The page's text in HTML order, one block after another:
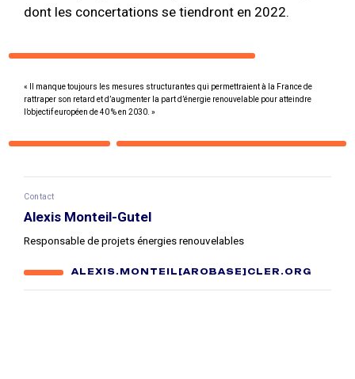
dont les concertations se tiendront en 2022.
« Il manque toujours les mesures structurantes qui permettraient à la France de
rattraper son retard et d’augmenter la part d’énergie renouvelable pour atteindre
l’objectif européen de 40 % en 2030. »
Contact
Alexis Monteil-Gutel
Responsable de projets énergies renouvelables
ALEXIS.MONTEIL[AROBASE]CLER.ORG